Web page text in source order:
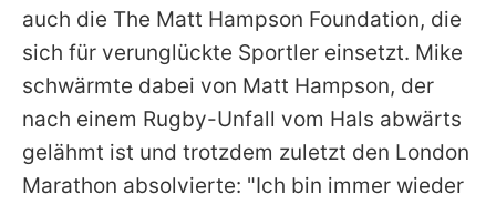
auch die The Matt Hampson Foundation, die
sich für verunglückte Sportler einsetzt. Mike
schwärmte dabei von Matt Hampson, der
nach einem Rugby-Unfall vom Hals abwärts
gelähmt ist und trotzdem zuletzt den London
Marathon absolvierte: "Ich bin immer wieder